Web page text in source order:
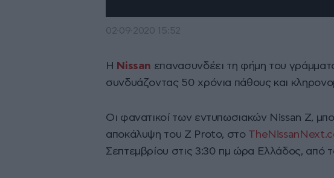
02·09·2020 15:52
Η Nissan επανασυνδέει τη φήμη του
συνδυάζοντας 50 χρόνια πάθους και
Οι φανατικοί των εντυπωσιακών Nissan Z,
αποκάλυψη του Ζ Proto, στο
Σεπτεμβρίου στις 3:30 πμ ώρα Ελλάδος, από